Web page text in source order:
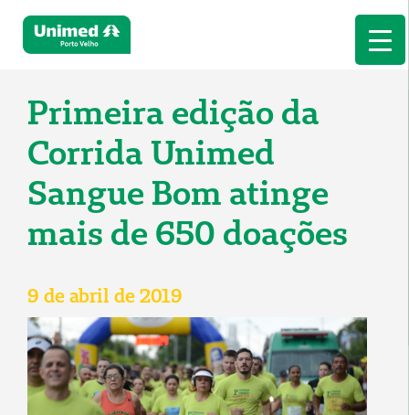
Primeira edição da
Corrida Unimed
Sangue Bom atinge
mais de 650 doações
9 de abril de 2019